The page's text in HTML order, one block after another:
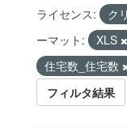
ライセンス: ク
ーマット:
XLS
住宅数_住宅数
フィルタ結果